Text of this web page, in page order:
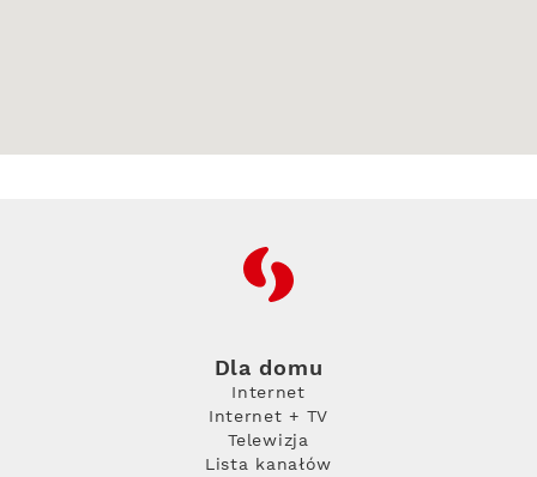
RFC
Dla domu
Internet
Internet + TV
Telewizja
Lista kanałów